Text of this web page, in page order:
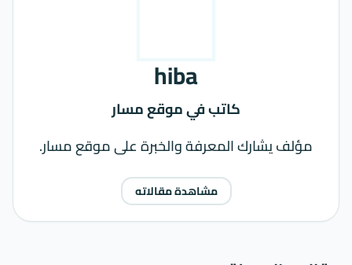
hiba
كاتب في موقع مسار
مؤلف يشارك المعرفة والخبرة على موقع مسار.
مشاهدة مقالاته